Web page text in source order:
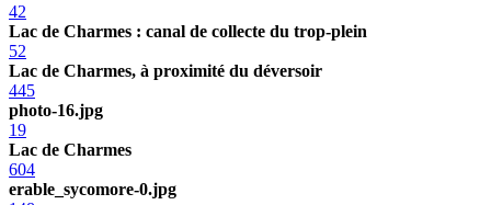
42
Lac de Charmes : canal de collecte du trop-plein
52
Lac de Charmes, à proximité du déversoir
445
photo-16.jpg
19
Lac de Charmes
604
erable_sycomore-0.jpg